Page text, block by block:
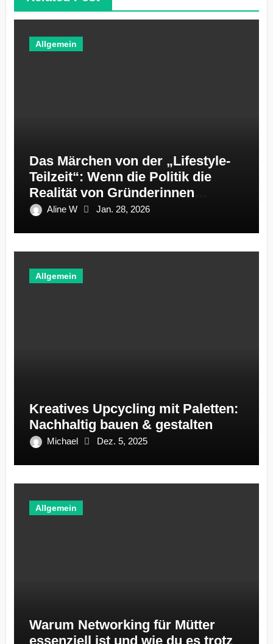
Allgemein
Das Märchen von der „Lifestyle-
Teilzeit“: Wenn die Politik die
Realität von Gründerinnen
ignoriert
Aline W Jan. 28, 2026
Allgemein
Kreatives Upcycling mit Paletten:
Nachhaltig bauen & gestalten
Michael Dez. 5, 2025
Allgemein
Warum Networking für Mütter
essenziell ist und wie du es trotz